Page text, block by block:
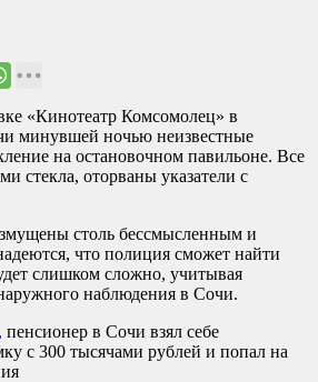
«Кинотеатр Комсомолец» в
минувшей ночью неизвестные
на остановочном павильоне. Все
стекла, оторваны указатели с
столь бессмысленным и
что полиция сможет найти
слишком сложно, учитывая
наблюдения в Сочи.
пенсионер в Сочи взял себе
с 300 тысячами рублей и попал на